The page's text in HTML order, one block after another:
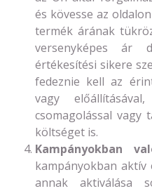
és kövesse az
termék árának
versenyképes ár
értékesítési sikere
fedeznie kell az
vagy
csomagolással vagy
költséget is.
Kampányokban
kampányokban aktív
annak aktiválása